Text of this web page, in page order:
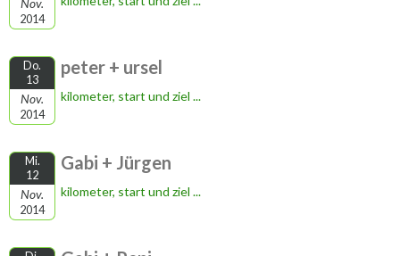
Nov.
2014
Do.
13
Nov.
2014
peter + ursel
kilometer, start und ziel ...
Mi.
12
Nov.
2014
Gabi + Jürgen
kilometer, start und ziel ...